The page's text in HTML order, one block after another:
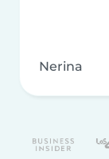
Nerina